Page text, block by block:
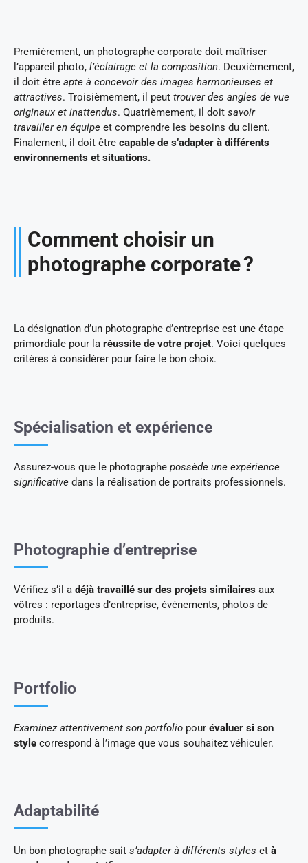
Premièrement, un photographe corporate doit maîtriser
l’appareil photo, l’éclairage et la composition. Deuxièmement,
il doit être apte à concevoir des images harmonieuses et
attractives. Troisièmement, il peut trouver des angles de vue
originaux et inattendus. Quatrièmement, il doit savoir
travailler en équipe et comprendre les besoins du client.
Finalement, il doit être capable de s’adapter à différents
environnements et situations.
Comment choisir un
photographe corporate ?
La désignation d’un photographe d’entreprise est une étape
primordiale pour la réussite de votre projet. Voici quelques
critères à considérer pour faire le bon choix.
Spécialisation et expérience
Assurez-vous que le photographe possède une expérience
significative dans la réalisation de portraits professionnels.
Photographie d’entreprise
Vérifiez s’il a déjà travaillé sur des projets similaires aux
vôtres : reportages d’entreprise, événements, photos de
produits.
Portfolio
Examinez attentivement son portfolio pour évaluer si son
style correspond à l’image que vous souhaitez véhiculer.
Adaptabilité
Un bon photographe sait s’adapter à différents styles et à